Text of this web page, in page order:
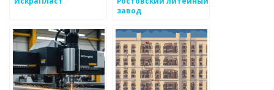
завод